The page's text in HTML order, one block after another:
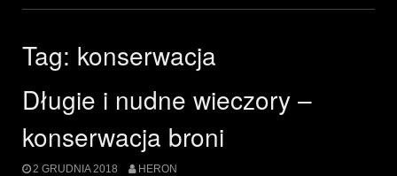
Tag: konserwacja
Długie i nudne wieczory –
konserwacja broni
2 GRUDNIA 2018 HERON